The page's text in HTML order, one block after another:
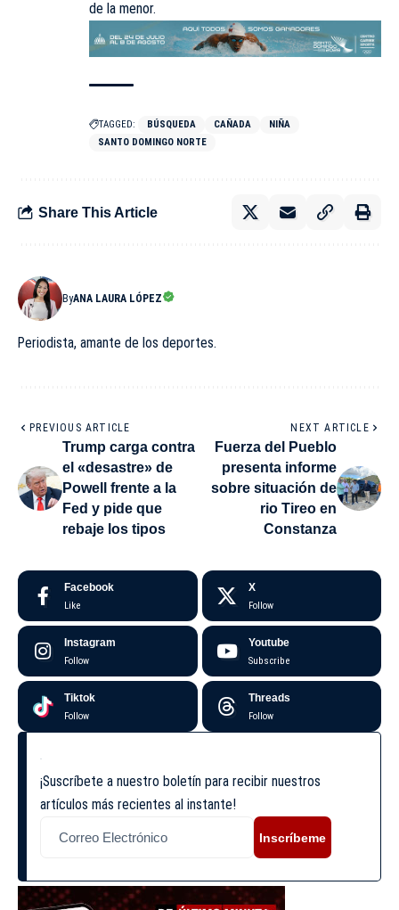
de la menor.
TAGGED: BÚSQUEDA CAÑADA
NIÑA
SANTO DOMINGO NORTE
Share This Article
ByANA LAURA LÓPEZ
Periodista, amante de los deportes.
PREVIOUS ARTICLE
Trump carga contra
el «desastre» de
Powell frente a la
Fed y pide que
rebaje los tipos
NEXT ARTICLE
Fuerza del Pueblo
presenta informe
sobre situación de
rio Tireo en
Constanza
Facebook
Like
X
Follow
Instagram
Follow
Youtube
Subscribe
Tiktok
Follow
Threads
Follow
¡Suscríbete a nuestro boletín para recibir nuestros
artículos más recientes al instante!
Inscríbeme